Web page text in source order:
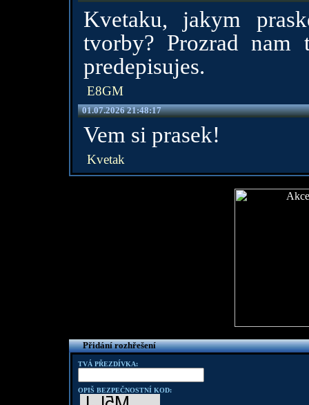
Kvetaku, jakym
tvorby? Prozrad nam
predepisujes.
E8GM
01.07.2026 21:48:17
Vem si prasek!
Kvetak
Přidání rozhřešení
TVÁ PŘEZDÍVKA:
OPIŠ BEZPEČNOSTNÍ KOD: